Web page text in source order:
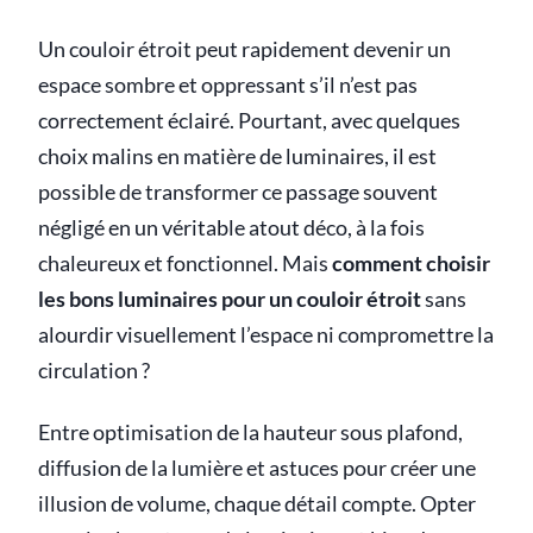
Un couloir étroit peut rapidement devenir un
espace sombre et oppressant s’il n’est pas
correctement éclairé. Pourtant, avec quelques
choix malins en matière de luminaires, il est
possible de transformer ce passage souvent
négligé en un véritable atout déco, à la fois
chaleureux et fonctionnel. Maiscomment choisir
les bons luminaires pour un couloir étroitsans
alourdir visuellement l’espace ni compromettre la
circulation ?
Entre optimisation de la hauteur sous plafond,
diffusion de la lumière et astuces pour créer une
illusion de volume, chaque détail compte. Opter